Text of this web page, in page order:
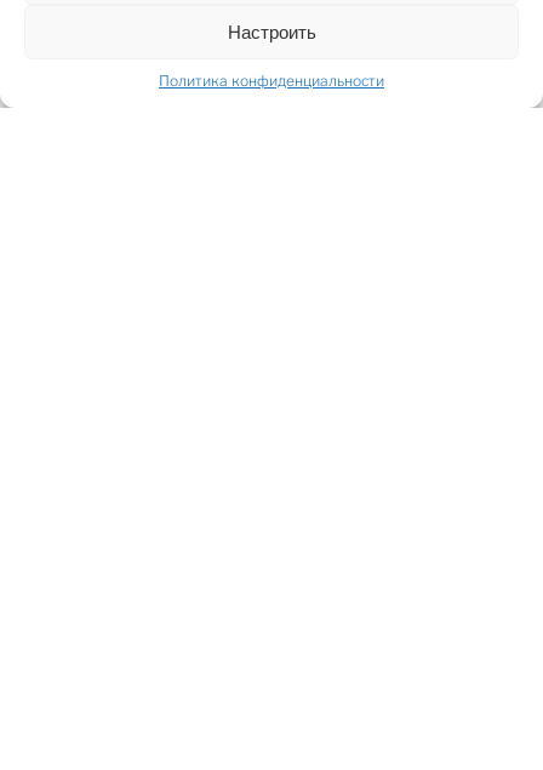
Настроить
Политика конфиденциальности
эффективного контроля энергопотребления.